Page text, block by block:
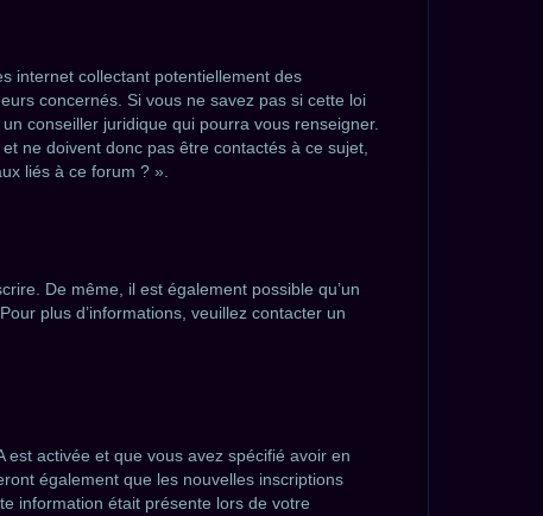
internet collectant potentiellement des
concernés. Si vous ne savez pas si cette loi
conseiller juridique qui pourra vous renseigner.
ne doivent donc pas être contactés à ce sujet,
liés à ce forum ? ».
De même, il est également possible qu’un
plus d’informations, veuillez contacter un
activée et que vous avez spécifié avoir en
également que les nouvelles inscriptions
information était présente lors de votre